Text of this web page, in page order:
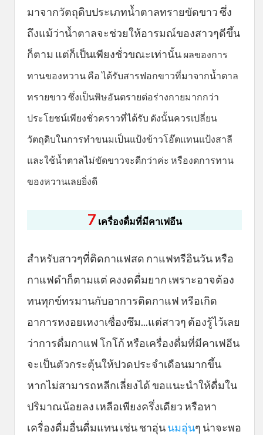
มาจากวัตถุดิบประเภทน้ำตาลทรายขัดขาว ซึ่ง
ถึงแม้ว่าน้ำตาลจะช่วยให้อารมณ์ของสาวๆดีขึ้น
ก็ตาม แต่ก็เป็นเพียงชั่วขณะเท่านั้น ผลของการ
ทานของหวาน คือ ได้รับสารฟอกขาวที่มาจากน้ำตาล
ทรายขาว ซึ่งเป็นพิษอันตรายต่อร่างกายมากกว่า
ประโยชน์เพียงชั่วคราวที่ได้รับ ดังนั้นควรเปลี่ยน
วัตถุดิบในการทำขนมเป็นแป้งข้าวโอ๊ตแทนแป้งสาลี
และใช้น้ำตาลไม่ขัดขาวจะดีกว่าค่ะ หรืองดการทาน
ของหวานเลยยิ่งดี
7 เครื่องดื่มที่มีคาเฟอีน
สำหรับสาวๆที่ติดกาแฟสด กาแฟทรีอินวัน หรือ
กาแฟดำก็ตามแต่ คงงดดื่มยาก เพราะอาจต้อง
ทนทุกข์ทรมานกับอาการติดกาแฟ หรือเกิด
อาการหงอยเหงาเซื่องซึม...แต่สาวๆ ต้องรู้ไว้เลย
ว่าการดื่มกาแฟ โกโก้ หรือเครื่องดื่มที่มีคาเฟอีน
จะเป็นตัวกระตุ้นให้ปวดประจำเดือนมากขึ้น
หากไม่สามารถหลีกเลี่ยงได้ ขอแนะนำให้ดื่มใน
ปริมาณน้อยลง เหลือเพียงครึ่งเดียว หรือหา
เครื่องดื่มอื่นดื่มแทน เช่น ชาอุ่นนมอุ่นๆ น่าจะพอ